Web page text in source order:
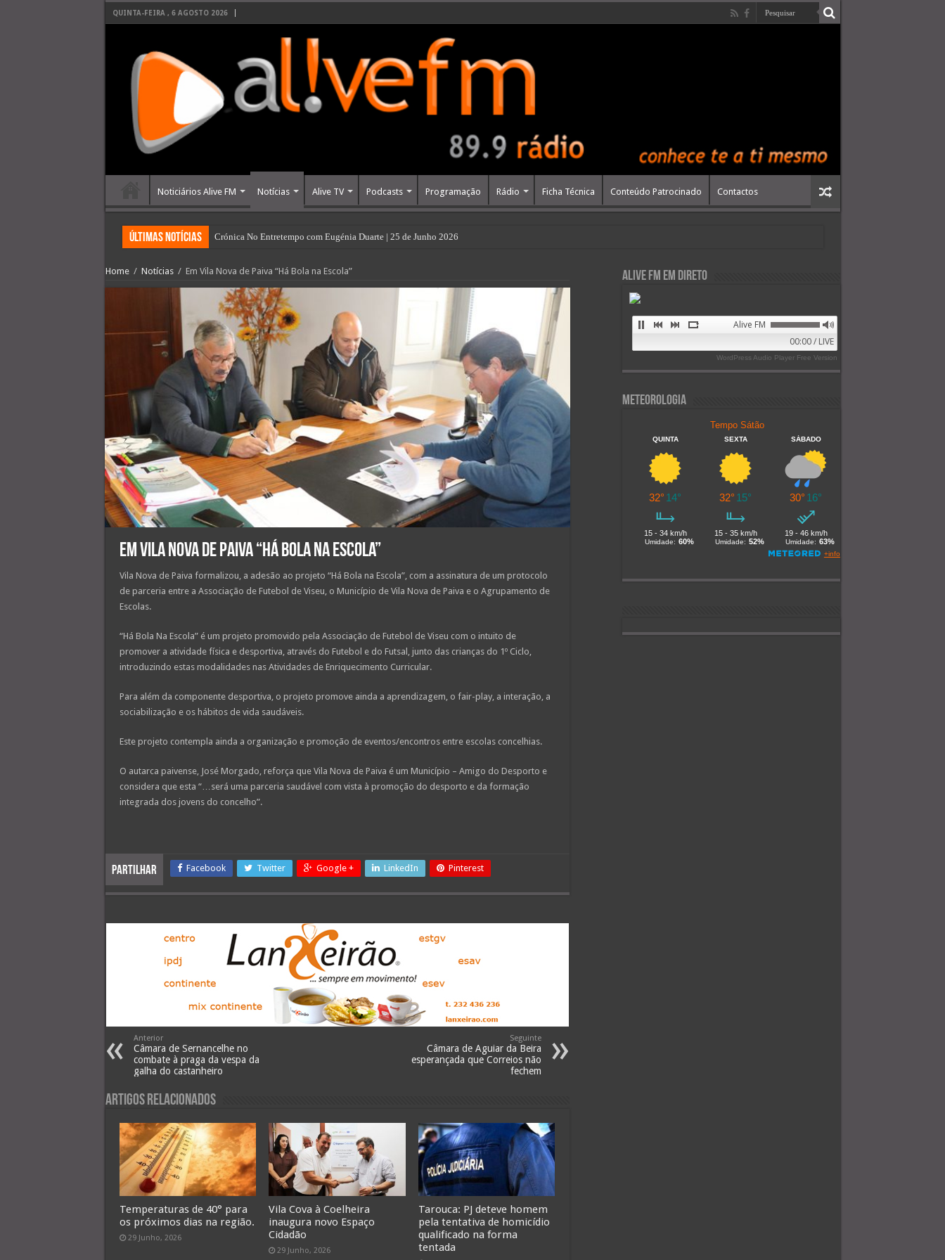
QUINTA-FEIRA , 6 AGOSTO 2026
Noticiários Alive FM Notícias Alive TV Podcasts Programação Rádio Ficha Técnica Conteúdo Patrocinado Contactos
últimas Notícias Crónica No Entretempo com Eugénia Duarte | 25 de Junho 2026
Home / Notícias / Em Vila Nova de Paiva “Há Bola na Escola”
Em Vila Nova de Paiva “Há Bola na Escola”
Vila Nova de Paiva formalizou, a adesão ao projeto “Há Bola na Escola”, com a assinatura de um protocolo
de parceria entre a Associação de Futebol de Viseu, o Município de Vila Nova de Paiva e o Agrupamento de
Escolas.
“Há Bola Na Escola” é um projeto promovido pela Associação de Futebol de Viseu com o intuito de
promover a atividade física e desportiva, através do Futebol e do Futsal, junto das crianças do 1º Ciclo,
introduzindo estas modalidades nas Atividades de Enriquecimento Curricular.
Para além da componente desportiva, o projeto promove ainda a aprendizagem, o fair-play, a interação, a
sociabilização e os hábitos de vida saudáveis.
Este projeto contempla ainda a organização e promoção de eventos/encontros entre escolas concelhias.
O autarca paivense, José Morgado, reforça que Vila Nova de Paiva é um Município – Amigo do Desporto e
considera que esta “…será uma parceria saudável com vista à promoção do desporto e da formação
integrada dos jovens do concelho”.
Partilhar Facebook Twitter Google + LinkedIn Pinterest
Anterior
Câmara de Sernancelhe no
combate à praga da vespa da
galha do castanheiro
Seguinte
Câmara de Aguiar da Beira
esperançada que Correios não
fechem
Artigos Relacionados
Temperaturas de 40° para
os próximos dias na região.
29 Junho, 2026
Vila Cova à Coelheira
inaugura novo Espaço
Cidadão
29 Junho, 2026
Tarouca: PJ deteve homem
pela tentativa de homicídio
qualificado na forma
tentada
Alive FM em Direto
Alive FM 89.9
00:00 / LIVE
WordPress Audio Player Free Version
Meteorologia